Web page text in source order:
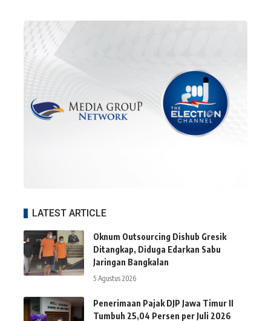
LATEST ARTICLE
Oknum Outsourcing Dishub Gresik
Ditangkap, Diduga Edarkan Sabu
Jaringan Bangkalan
5 Agustus 2026
Penerimaan Pajak DJP Jawa Timur II
Tumbuh 25,04 Persen per Juli 2026